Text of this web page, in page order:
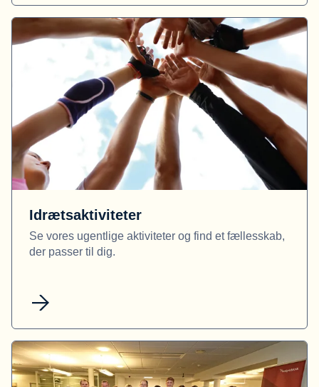
Idrætsaktiviteter
Se vores ugentlige aktiviteter og find et fællesskab,
der passer til dig.